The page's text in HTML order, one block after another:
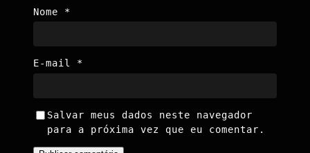
Nome *
E-mail *
Salvar meus dados neste navegador
para a próxima vez que eu comentar.